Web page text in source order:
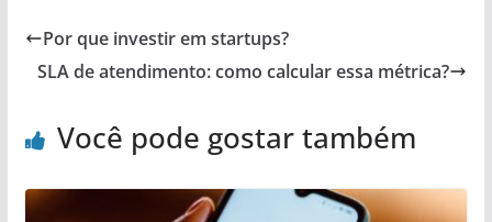
Por que investir em startups?
SLA de atendimento: como calcular essa métrica?
Você pode gostar também